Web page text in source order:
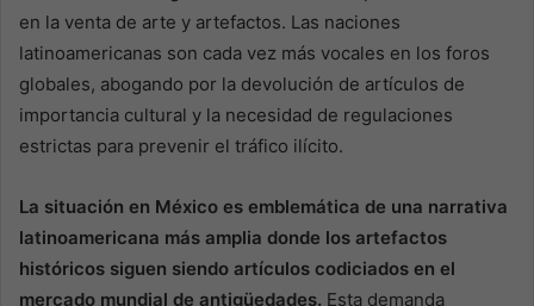
en la venta de arte y artefactos. Las naciones
latinoamericanas son cada vez más vocales en los foros
globales, abogando por la devolución de artículos de
importancia cultural y la necesidad de regulaciones
estrictas para prevenir el tráfico ilícito.
La situación en México es emblemática de una narrativa
latinoamericana más amplia donde los artefactos
históricos siguen siendo artículos codiciados en el
mercado mundial de antigüedades. Esta demanda